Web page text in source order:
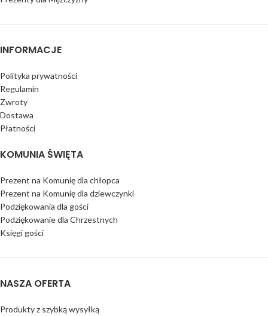
INFORMACJE
Polityka prywatności
Regulamin
Zwroty
Dostawa
Płatności
KOMUNIA ŚWIĘTA
Prezent na Komunię dla chłopca
Prezent na Komunię dla dziewczynki
Podziękowania dla gości
Podziękowanie dla Chrzestnych
Księgi gości
NASZA OFERTA
Produkty z szybką wysyłką